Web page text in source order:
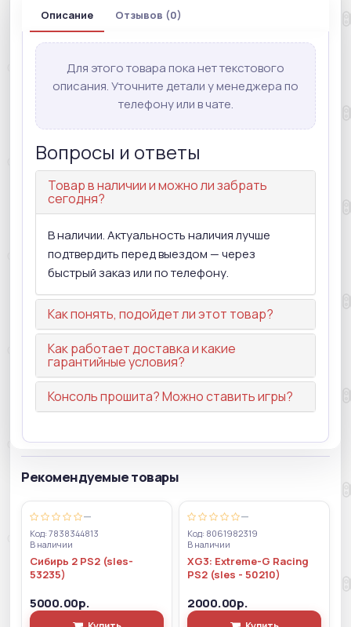
Описание Отзывов (0)
Для этого товара пока нет текстового
описания. Уточните детали у менеджера по
телефону или в чате.
Вопросы и ответы
Товар в наличии и можно ли забрать
сегодня?
В наличии. Актуальность наличия лучше
подтвердить перед выездом — через
быстрый заказ или по телефону.
Как понять, подойдет ли этот товар?
Как работает доставка и какие
гарантийные условия?
Консоль прошита? Можно ставить игры?
Рекомендуемые товары
—
Код: 7838344813
В наличии
Сибирь 2 PS2 (sles-
53235)
5000.00р.
—
Код: 8061982319
В наличии
XG3: Extreme-G Racing
PS2 (sles - 50210)
2000.00р.